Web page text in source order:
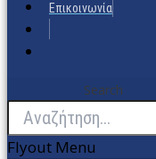
Επικοινωνία
Search
Flyout Menu